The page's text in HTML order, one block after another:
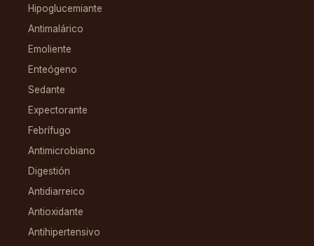
Hipoglucemiante
Antimalárico
Emoliente
Enteógeno
Sedante
Expectorante
Febrífugo
Antimicrobiano
Digestión
Antidiarreico
Antioxidante
Antihipertensivo